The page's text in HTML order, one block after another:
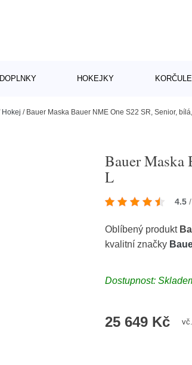
HOKEJKY
Hokej / Bauer Maska Bauer NME One S22 SR, Senior,
Bauer Maska
L
4.5 /
Oblíbený produkt
kvalitní značky
Dostupnost:
25 649 Kč